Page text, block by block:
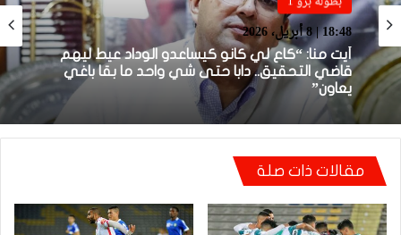
بطولة برو 1
18:48 | 8 أبريل، 2026
أيت منا: “كاع لي كانو كيساعدو الوداد عيط ليهم
قاضي التحقيق.. دابا حتى شي واحد ما بقا باغي
يعاون”
بطولة برو 1
22:23 | 6 أبريل، 2026
توالي النتائج السلبية يلاحق الوداد الرياضي بعد
تعادل جديد أمام الدفاع الحسني الجديدي
مقالات ذات صلة